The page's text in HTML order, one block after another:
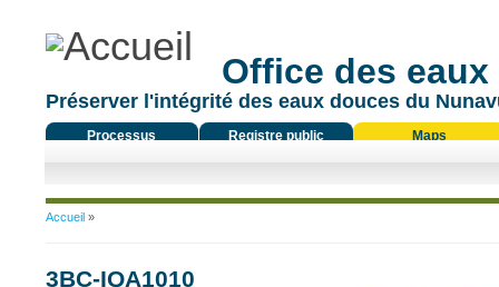
Office des
Préserver l'intégrité des eaux douces du
Processus
Registre public Maps
Vous êtes ici
Accueil»
3BC-IQA1010